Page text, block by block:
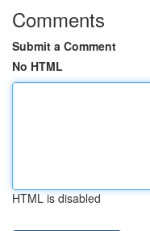
Comments
Submit a Comment
No HTML
HTML is disabled